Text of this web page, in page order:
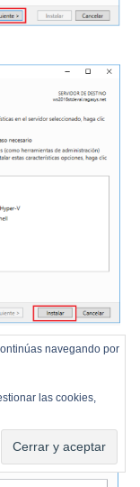
ha completado
navegando por
las cookies,